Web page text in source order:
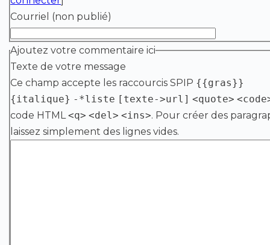
Courriel (non publié)
Ajoutez votre commentaire ici
Texte de votre message
Ce champ accepte les raccourcis SPIP {{gras}}
{italique} -*liste [texte->url] <quote>
code HTML<q> <del> <ins>. Pour créer des
laissez simplement des lignes vides.